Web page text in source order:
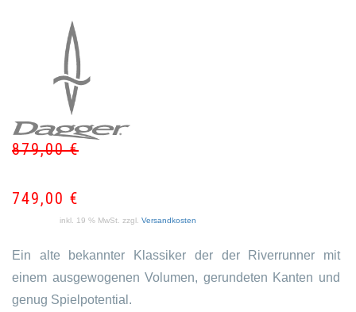
879,00€
749,00 €
inkl. 19 % MwSt. zzgl. Versandkosten
Ein alte bekannter Klassiker der der Riverrunner mit
einem ausgewogenen Volumen, gerundeten Kanten und
genug Spielpotential.